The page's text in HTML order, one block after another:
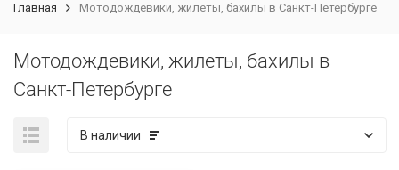
Главная Мотодождевики, жилеты, бахилы в Санкт-Петербурге
Мотодождевики, жилеты, бахилы в
Санкт-Петербурге
В наличии